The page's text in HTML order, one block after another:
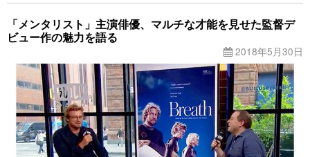
「メンタリスト」主演俳優、マルチな才能を見せた監督デ
ビュー作の魅力を語る
2018年5月30日